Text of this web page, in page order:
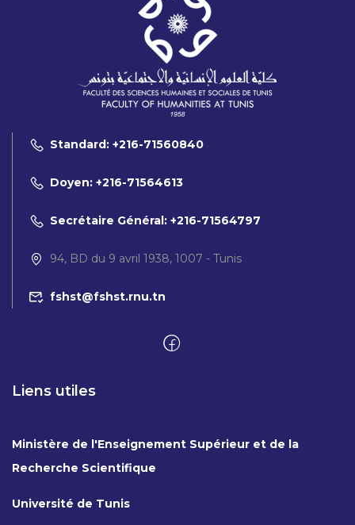
Standard: +216-71560840
Doyen: +216-71564613
Secrétaire Général: +216-71564797
94, BD du 9 avril 1938, 1007 - Tunis
fshst@fshst.rnu.tn
Liens utiles
Ministère de l'Enseignement Supérieur et de la
Recherche Scientifique
Université de Tunis